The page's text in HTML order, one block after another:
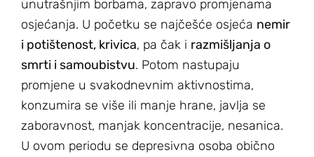
unutrašnjim borbama, zapravo promjenama
osjećanja. U početku se najčešće osjeća nemir
i potištenost, krivica, pa čak i razmišljanja o
smrti i samoubistvu. Potom nastupaju
promjene u svakodnevnim aktivnostima,
konzumira se više ili manje hrane, javlja se
zaboravnost, manjak koncentracije, nesanica.
U ovom periodu se depresivna osoba obično